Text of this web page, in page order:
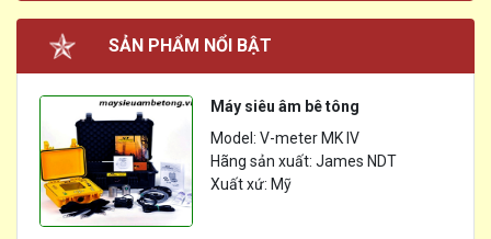
SẢN PHẨM NỔI BẬT
Máy siêu âm bê tông
Model: V-meter MK IV
Hãng sản xuất: James NDT
Xuất xứ: Mỹ